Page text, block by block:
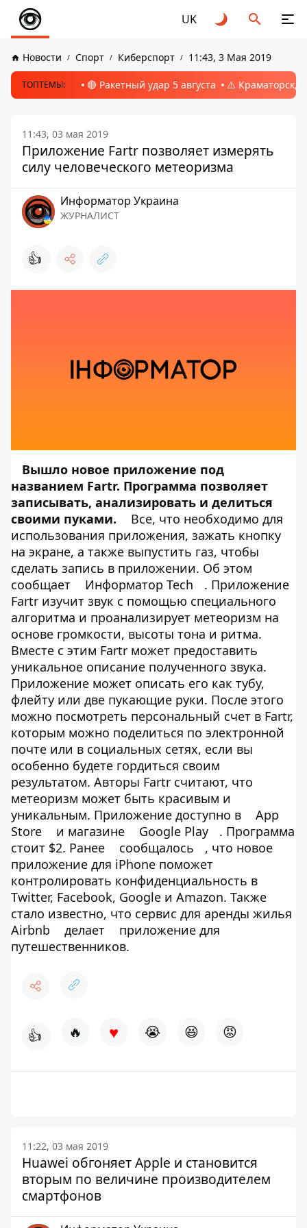
UK
Новости Спорт Киберспорт 11:43, 3 Мая 2019
ТОПТЕМЫ: 🔴 Ракетный удар 5 августа ⚠️ Краматорск,
11:43, 03 мая 2019
Приложение Fartr позволяет измерять
силу человеческого метеоризма
Информатор Украина
ЖУРНАЛИСТ
👍
Вышло новое приложение под
названием Fartr. Программа позволяет
записывать, анализировать и делиться
своими пуками.
Все, что необходимо для
использования приложения, зажать кнопку
на экране, а также выпустить газ, чтобы
сделать запись в приложении. Об этом
сообщает
Информатор Tech
. Приложение
Fartr изучит звук с помощью специального
алгоритма и проанализирует метеоризм на
основе громкости, высоты тона и ритма.
Вместе с этим Fartr может предоставить
уникальное описание полученного звука.
Приложение может описать его как тубу,
флейту или две пукающие руки. После этого
можно посмотреть персональный счет в Fartr,
которым можно поделиться по электронной
почте или в социальных сетях, если вы
особенно будете гордиться своим
результатом. Авторы Fartr считают, что
метеоризм может быть красивым и
уникальным. Приложение доступно в
App
Store
и магазине Google Play
. Программа
стоит $2. Ранее
сообщалось
, что новое
приложение для iPhone поможет
контролировать конфиденциальность в
Twitter, Facebook, Google и Amazon. Также
стало известно, что сервис для аренды жилья
Airbnb
делает
приложение для
путешественников.
👍 🔥 ♥ 😭 😆 😡
11:22, 03 мая 2019
Huawei обгоняет Apple и становится
вторым по величине производителем
смартфонов